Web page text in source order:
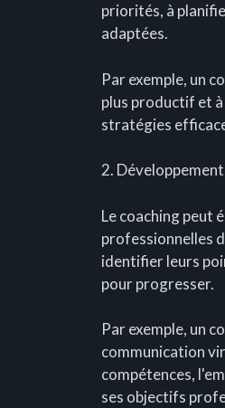
priorités, à
adaptées.
Par exemple, un
plus productif et à
stratégies
2.
Le coaching peut
professionnelles
identifier leurs
pour progresser.
Par exemple, un
communication
compétences,
ses objectifs